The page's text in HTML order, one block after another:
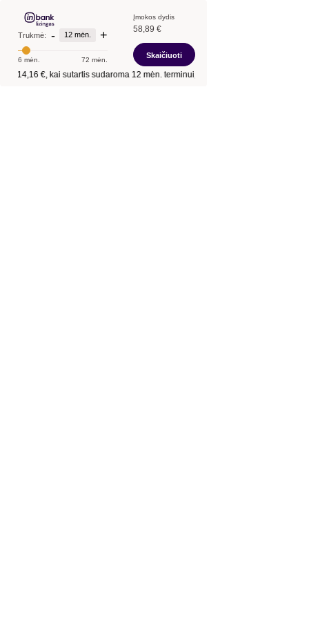
Trukmė: - 12 mėn. +
6 mėn. 72 mėn.
Įmokos dydis
58,89 €
Skaičiuoti
614,16 €, kai sutartis sudaroma12 mėn.terminui, metinė palūkanų norma –